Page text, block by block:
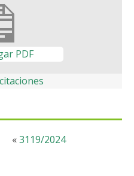
PDF
«3119/2024